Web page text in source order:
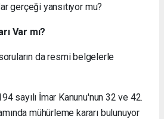
gerçeği yansıtıyor mu?
Var mı?
da resmi belgelerle
sayılı İmar Kanunu'nun 32 ve 42.
mühürleme kararı bulunuyor